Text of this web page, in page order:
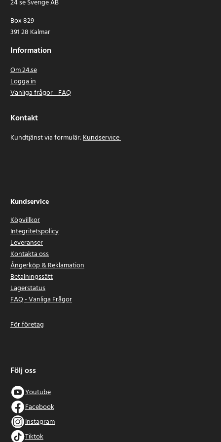
24 se Sverige AB
Box 829
391 28 Kalmar
Information
Om 24.se
Logga in
Vanliga frågor - FAQ
Kontakt
Kundtjänst via formulär:Kundservice
Kundservice
Köpvillkor
Integritetspolicy
Leveranser
Kontakta oss
Ångerköp & Reklamation
Betalningssätt
Lagerstatus
FAQ - Vanliga Frågor
För företag
Följ oss
Youtube
Facebook
Instagram
Tiktok